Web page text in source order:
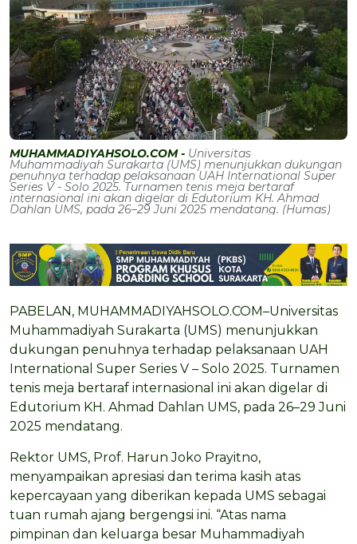
MUHAMMADIYAHSOLO.COM - Universitas
Muhammadiyah Surakarta (UMS) menunjukkan dukungan
penuhnya terhadap pelaksanaan UAH International Super
Series V - Solo 2025. Turnamen tenis meja bertaraf
internasional ini akan digelar di Edutorium KH. Ahmad
Dahlan UMS, pada 26–29 Juni 2025 mendatang. (Humas)
PABELAN, MUHAMMADIYAHSOLO.COM–Universitas
Muhammadiyah Surakarta (UMS) menunjukkan
dukungan penuhnya terhadap pelaksanaan UAH
International Super Series V – Solo 2025. Turnamen
tenis meja bertaraf internasional ini akan digelar di
Edutorium KH. Ahmad Dahlan UMS, pada 26–29 Juni
2025 mendatang.
Rektor UMS, Prof. Harun Joko Prayitno,
menyampaikan apresiasi dan terima kasih atas
kepercayaan yang diberikan kepada UMS sebagai
tuan rumah ajang bergengsi ini. “Atas nama
pimpinan dan keluarga besar Muhammadiyah